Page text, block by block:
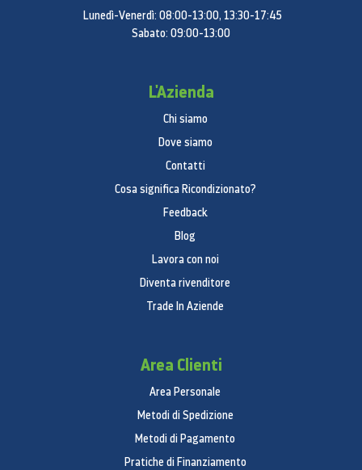
Lunedì-Venerdì: 08:00-13:00, 13:30-17:45
Sabato: 09:00-13:00
L'Azienda
Chi siamo
Dove siamo
Contatti
Cosa significa Ricondizionato?
Feedback
Blog
Lavora con noi
Diventa rivenditore
Trade In Aziende
Area Clienti
Area Personale
Metodi di Spedizione
Metodi di Pagamento
Pratiche di Finanziamento